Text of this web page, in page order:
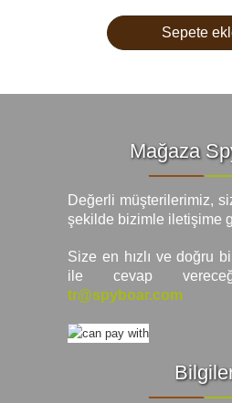
Sepete
Mağaza
Değerli müşterilerimiz,
şekilde bizimle iletişime
Size en hızlı ve doğru
ile cevap
tr@spyboar.com